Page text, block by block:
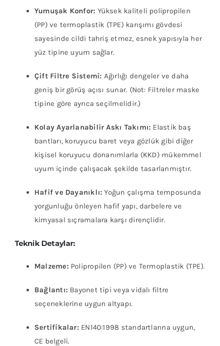
Yumuşak Konfor: Yüksek kaliteli polipropilen
(PP) ve termoplastik (TPE) karışımı gövdesi
sayesinde cildi tahriş etmez, esnek yapısıyla her
yüz tipine uyum sağlar.
Çift Filtre Sistemi: Ağırlığı dengeler ve daha
geniş bir görüş açısı sunar. (Not: Filtreler maske
tipine göre ayrıca seçilmelidir.)
Kolay Ayarlanabilir Askı Takımı: Elastik baş
bantları, koruyucu baret veya gözlük gibi diğer
kişisel koruyucu donanımlarla (KKD) mükemmel
uyum içinde çalışacak şekilde tasarlanmıştır.
Hafif ve Dayanıklı: Yoğun çalışma temposunda
yorgunluğu önleyen hafif yapı, darbelere ve
kimyasal sıçramalara karşı dirençlidir.
Teknik Detaylar:
Malzeme: Polipropilen (PP) ve Termoplastik (TPE).
Bağlantı: Bayonet tipi veya vidalı filtre
seçeneklerine uygun altyapı.
Sertifikalar: EN140:1998 standartlarına uygun,
CE belgeli.